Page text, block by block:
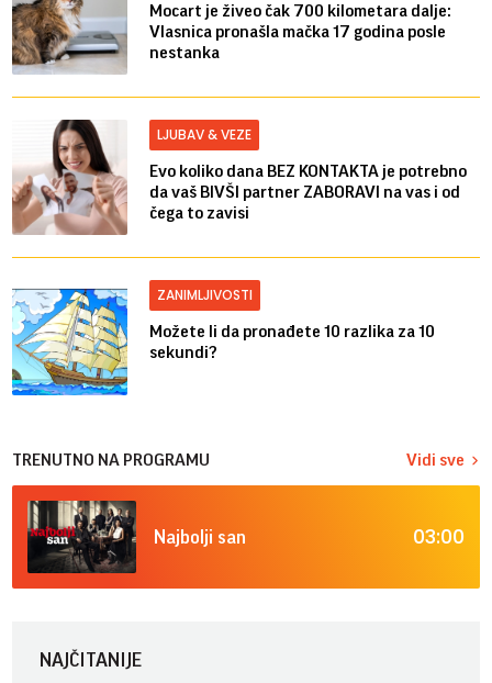
Mocart je živeo čak 700 kilometara dalje:
Vlasnica pronašla mačka 17 godina posle
nestanka
LJUBAV & VEZE
Evo koliko dana BEZ KONTAKTA je potrebno
da vaš BIVŠI partner ZABORAVI na vas i od
čega to zavisi
ZANIMLJIVOSTI
Možete li da pronađete 10 razlika za 10
sekundi?
TRENUTNO NA PROGRAMU Vidi sve
Najbolji san 03:00
NAJČITANIJE